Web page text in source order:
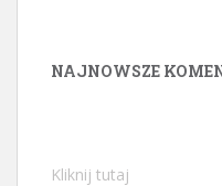
NAJNOWSZE
Kliknij tutaj